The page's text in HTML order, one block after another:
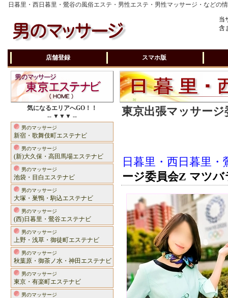
日暮里・西日暮里・鶯谷の風俗エステ・男性エステ・男性マッサージ・などの
当
含
店舗登録 スマホ版
気になるエリアへGO！！
-- ▼▼▼ --
男のマッサージ
新宿・歌舞伎町エステナビ
男のマッサージ
(新)大久保・高田馬場エステナビ
男のマッサージ
池袋・目白エステナビ
男のマッサージ
大塚・巣鴨・駒込エステナビ
男のマッサージ
(西)日暮里・鶯谷エステナビ
男のマッサージ
上野・浅草・御徒町エステナビ
男のマッサージ
秋葉原・御茶ノ水・神田エステナビ
男のマッサージ
東京・有楽町エステナビ
男のマッサージ
東京出張マッサー
日暮里・西日暮里
ージ委員会Z マツバ